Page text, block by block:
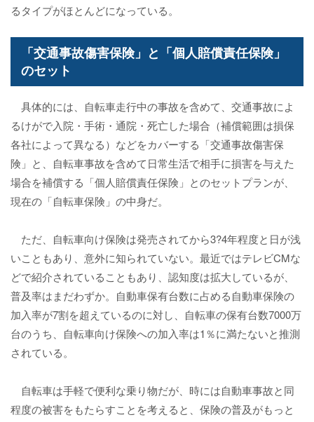
るタイプがほとんどになっている。
「交通事故傷害保険」と「個人賠償責任保険」
のセット
具体的には、自転車走行中の事故を含めて、交通事故によ
るけがで入院・手術・通院・死亡した場合（補償範囲は損保
各社によって異なる）などをカバーする「交通事故傷害保
険」と、自転車事故を含めて日常生活で相手に損害を与えた
場合を補償する「個人賠償責任保険」とのセットプランが、
現在の「自転車保険」の中身だ。
ただ、自転車向け保険は発売されてから3?4年程度と日が浅
いこともあり、意外に知られていない。最近ではテレビCMな
どで紹介されていることもあり、認知度は拡大しているが、
普及率はまだわずか。自動車保有台数に占める自動車保険の
加入率が7割を超えているのに対し、自転車の保有台数7000万
台のうち、自転車向け保険への加入率は1％に満たないと推測
されている。
自転車は手軽で便利な乗り物だが、時には自動車事故と同
程度の被害をもたらすことを考えると、保険の普及がもっと